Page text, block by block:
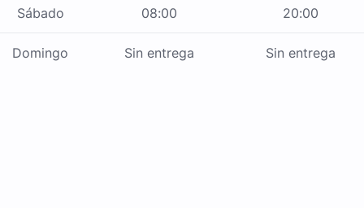
Sábado 08:00 20:00
Domingo Sin entrega Sin entrega